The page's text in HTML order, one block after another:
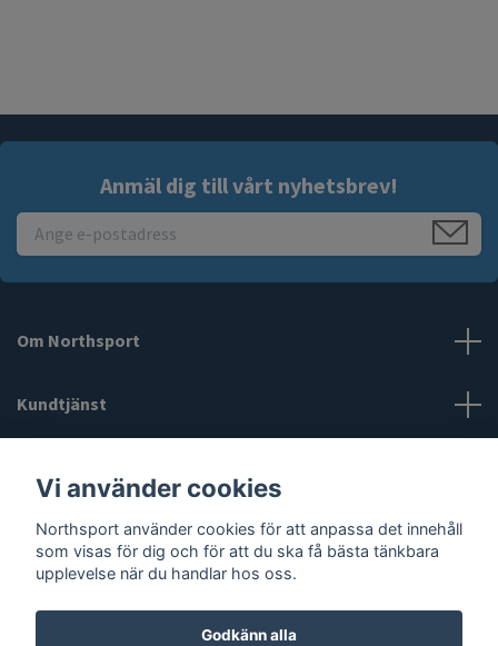
Anmäl dig till vårt nyhetsbrev!
Om Northsport
Kundtjänst
Sociala medier
Vi använder cookies
Northsport använder cookies för att anpassa det innehåll
som visas för dig och för att du ska få bästa tänkbara
upplevelse när du handlar hos oss.
Godkänn alla